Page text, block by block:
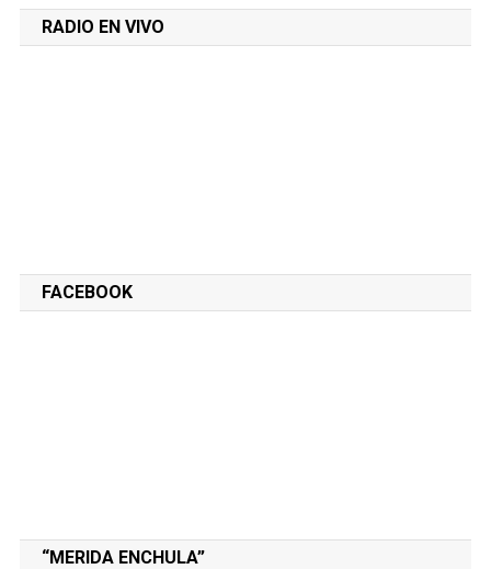
RADIO EN VIVO
FACEBOOK
“MERIDA ENCHULA”